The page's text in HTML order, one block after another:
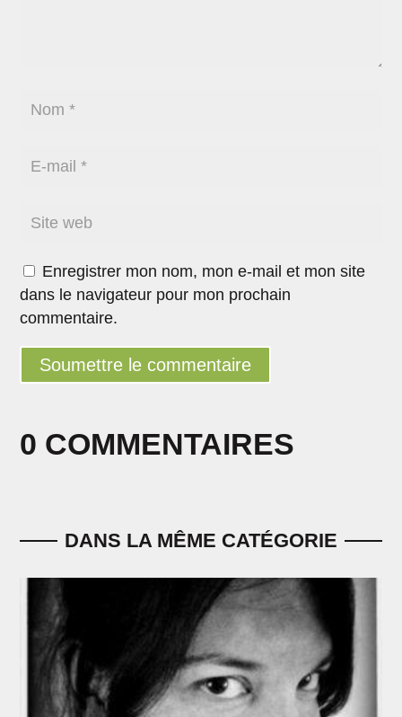
0 COMMENTAIRES
Enregistrer mon nom, mon e-mail et mon site
dans le navigateur pour mon prochain
commentaire.
Soumettre le commentaire
DANS LA MÊME CATÉGORIE